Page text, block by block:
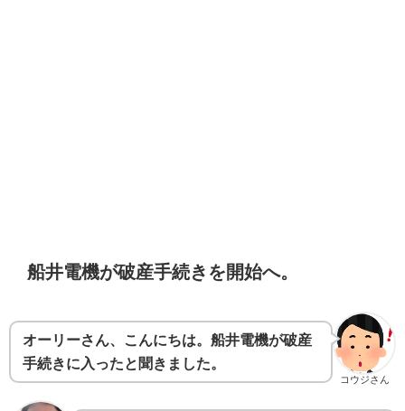
船井電機が破産手続きを開始へ。
コウジさん
オーリーさん、こんにちは。船井電機が破産
手続きに入ったと聞きました。